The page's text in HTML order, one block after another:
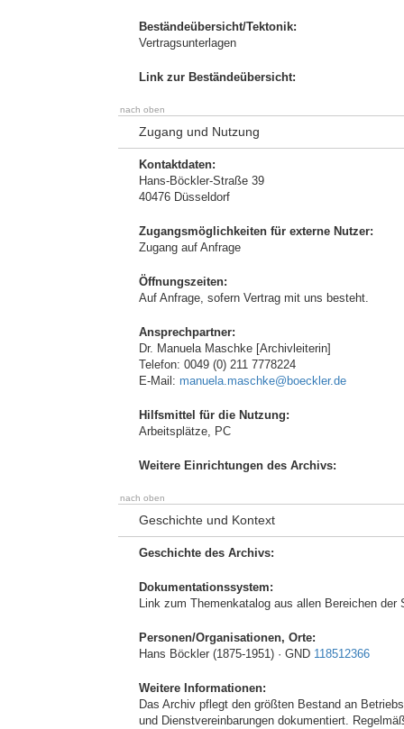
Beständeübersicht/Tektonik:
Vertragsunterlagen
Link zur Beständeübersicht:
nach oben
Zugang und Nutzung
Kontaktdaten:
Hans-Böckler-Straße 39
40476 Düsseldorf
Zugangsmöglichkeiten für externe Nutzer:
Zugang auf Anfrage
Öffnungszeiten:
Auf Anfrage, sofern Vertrag mit uns besteht.
Ansprechpartner:
Dr. Manuela Maschke [Archivleiterin]
Telefon: 0049 (0) 211 7778224
E-Mail: manuela.maschke@boeckler.de
Hilfsmittel für die Nutzung:
Arbeitsplätze, PC
Weitere Einrichtungen des Archivs:
nach oben
Geschichte und Kontext
Geschichte des Archivs:
Dokumentationssystem:
Link zum Themenkatalog aus allen Bereichen
Personen/Organisationen, Orte:
Hans Böckler (1875-1951) · GND 118512366
Weitere Informationen:
Das Archiv pflegt den größten Bestand an
und Dienstvereinbarungen dokumentiert.